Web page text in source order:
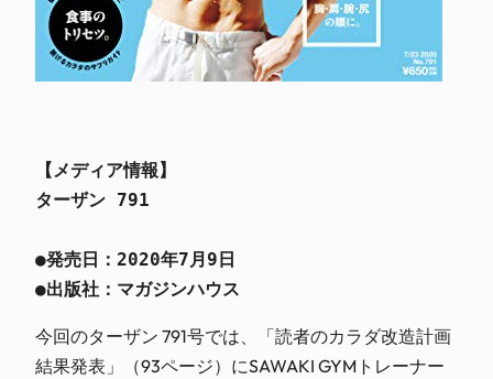
【メディア情報】
ターザン 791
●発売日：2020年7月9日
●出版社：マガジンハウス
今回のターザン 791号では、「読者のカラダ改造計画
結果発表」（93ページ）にSAWAKI GYMトレーナー